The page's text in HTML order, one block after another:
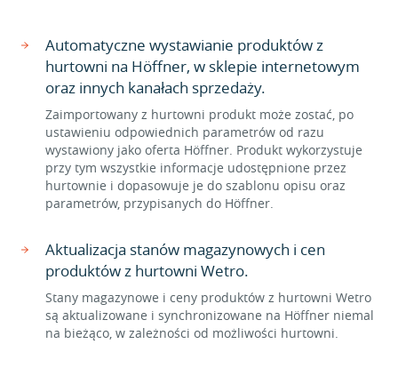
Automatyczne wystawianie produktów z
hurtowni na Höffner, w sklepie internetowym
oraz innych kanałach sprzedaży.
Zaimportowany z hurtowni produkt może zostać, po
ustawieniu odpowiednich parametrów od razu
wystawiony jako oferta Höffner. Produkt wykorzystuje
przy tym wszystkie informacje udostępnione przez
hurtownie i dopasowuje je do szablonu opisu oraz
parametrów, przypisanych do Höffner.
Aktualizacja stanów magazynowych i cen
produktów z hurtowni Wetro.
Stany magazynowe i ceny produktów z hurtowni Wetro
są aktualizowane i synchronizowane na Höffner niemal
na bieżąco, w zależności od możliwości hurtowni.